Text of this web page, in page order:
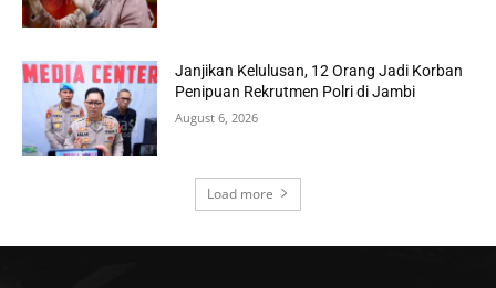
Janjikan Kelulusan, 12 Orang Jadi Korban
Penipuan Rekrutmen Polri di Jambi
August 6, 2026
Load more